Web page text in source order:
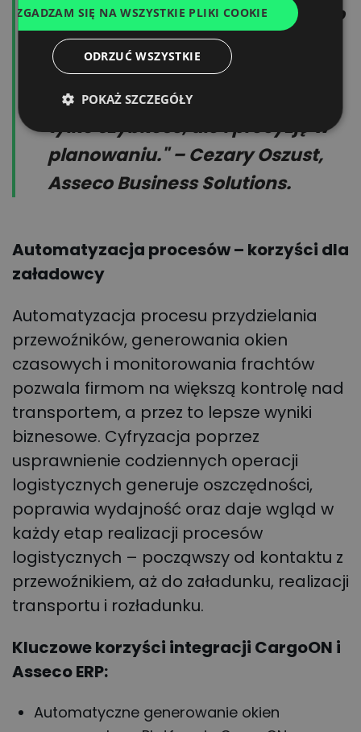
przekonani, że takie podejście to
właściwa odpowiedź na
współczesne wyzwania
logistyczne, gwarantująca nie
tylko szybkość, ale i precyzję w
planowaniu." – Cezary Oszust,
Asseco Business Solutions.
Automatyzacja procesów – korzyści dla
załadowcy
Automatyzacja procesu przydzielania
przewoźników, generowania okien
czasowych i monitorowania frachtów
pozwala firmom na większą kontrolę nad
transportem, a przez to lepsze wyniki
biznesowe. Cyfryzacja poprzez
usprawnienie codziennych operacji
logistycznych generuje oszczędności,
poprawia wydajność oraz daje wgląd w
każdy etap realizacji procesów
logistycznych – począwszy od kontaktu z
przewoźnikiem, aż do załadunku, realizacji
transportu i rozładunku.
Kluczowe korzyści integracji CargoON i
Asseco ERP:
Automatyczne generowanie okien
FRENCH
ZGADZAM SIĘ NA WSZYSTKIE PLIKI COOKIE
ODRZUĆ WSZYSTKIE
POKAŻ SZCZEGÓŁY